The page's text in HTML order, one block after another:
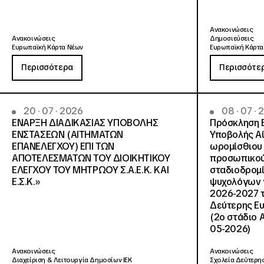
Ανακοινώσεις
Ευρωπαϊκή Κάρτα Νέων
Περισσότερα
Ανακοινώσεις
Δημοσιεύσεις
Ευρωπαϊκή Κάρτα
20 · 07 · 2026
ΕΝΑΡΞΗ ΔΙΑΔΙΚΑΣΙΑΣ ΥΠΟΒΟΛΗΣ
ΕΝΣΤΑΣΕΩΝ (ΑΙΤΗΜΑΤΩΝ
ΕΠΑΝΕΛΕΓΧΟΥ) ΕΠΙ ΤΩΝ
ΑΠΟΤΕΛΕΣΜΑΤΩΝ ΤΟΥ ΔΙΟΙΚΗΤΙΚΟΥ
ΕΛΕΓΧΟΥ ΤΟΥ ΜΗΤΡΩΟΥ Σ.Α.Ε.Κ. ΚΑΙ
Ε.Σ.Κ.»
Ανακοινώσεις
Διαχείριση & Λειτουργία Δημοσίων ΙΕΚ
08 · 07 ·
Πρόσκληση
Υποβολής
ωρομίσθιου
ψυχολόγων
2026-2027
Δεύτερης
(2ο
05-2026)
Ανακοινώσεις
Σχολεία